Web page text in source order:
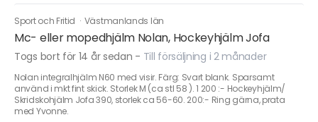
Sport och Fritid · Västmanlands län
Mc- eller mopedhjälm Nolan, Hockeyhjälm Jofa
Togs bort för 14 år sedan - Till försäljning i 2 månader
Nolan integralhjälm N60 med visir. Färg: Svart blank. Sparsamt
använd i mkt fint skick. Storlek M (ca stl 58 ). 1 200 :- Hockeyhjälm/
Skridskohjälm Jofa 390, storlek ca 56-60. 200:- Ring gärna, prata
med Yvonne.